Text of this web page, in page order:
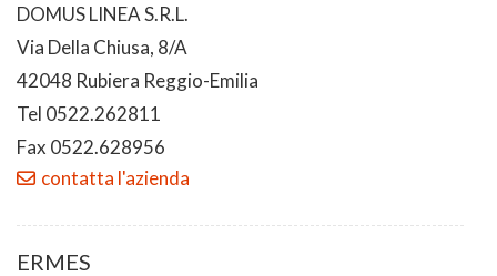
DOMUS LINEA S.R.L.
Via Della Chiusa, 8/A
42048 Rubiera Reggio-Emilia
Tel 0522.262811
Fax 0522.628956
contatta l'azienda
ERMES